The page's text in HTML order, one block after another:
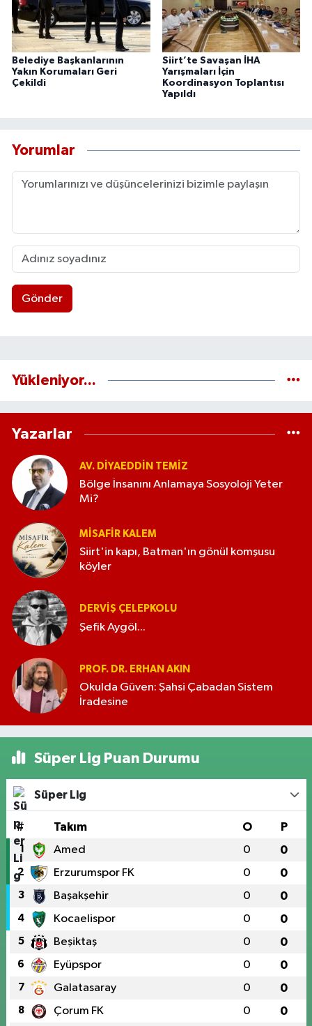
Belediye Başkanlarının
Yakın Korumaları Geri
Çekildi
Siirt’te Savaşan İHA
Yarışmaları İçin
Koordinasyon Toplantısı
Yapıldı
Yorumlar
Gönder
Yükleniyor...
Yazarlar
AV. DIYAEDDIN TEMIZ
Bölge İnsanını Anlamaya Sosyoloji Yeter
Mi?
MISAFIR KALEM
Siirt'in kapı, Batman'ın gönül komşusu
köyler
DERVIŞ ÇELEPKOLU
Şefik Aygöl...
PROF. DR. ERHAN AKIN
Okulda Güven: Şahsi Çabadan Sistem
İradesine
Süper Lig Puan Durumu
Süper Lig
# Takım O P
1 Amed 0 0
2 Erzurumspor FK 0 0
3 Başakşehir 0 0
4 Kocaelispor 0 0
5 Beşiktaş 0 0
6 Eyüpspor 0 0
7 Galatasaray 0 0
8 Çorum FK 0 0